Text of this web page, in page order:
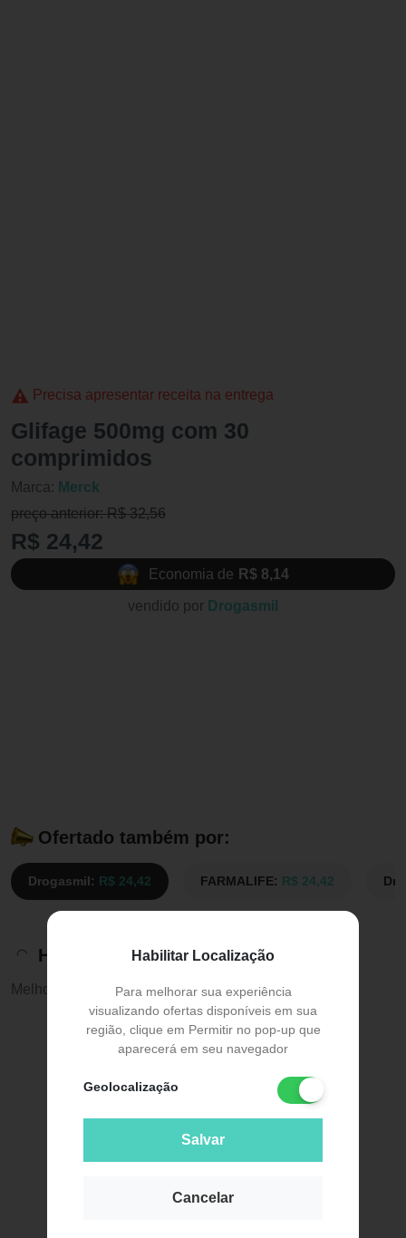
Habilitar Localização
Para melhorar sua experiência
visualizando ofertas disponíveis em sua
região, clique em Permitir no pop-up que
aparecerá em seu navegador
Geolocalização
Salvar
Cancelar
Precisa apresentar receita na entrega
Glifage 500mg com 30
comprimidos
Marca: Merck
preço anterior: R$ 32,56
R$ 24,42
Economia de R$ 8,14
vendido por Drogasmil
Ofertado também por:
Drogasmil: R$ 24,42 FARMALIFE: R$ 24,42
Histórico de preços
Melhor preço: R$ 23,93